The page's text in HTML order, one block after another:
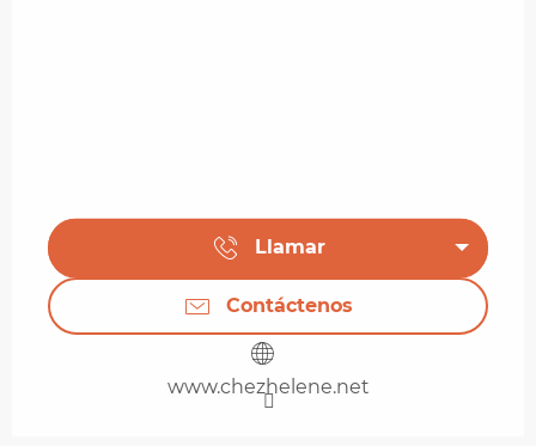
Llamar
Contáctenos
www.chezhelene.net